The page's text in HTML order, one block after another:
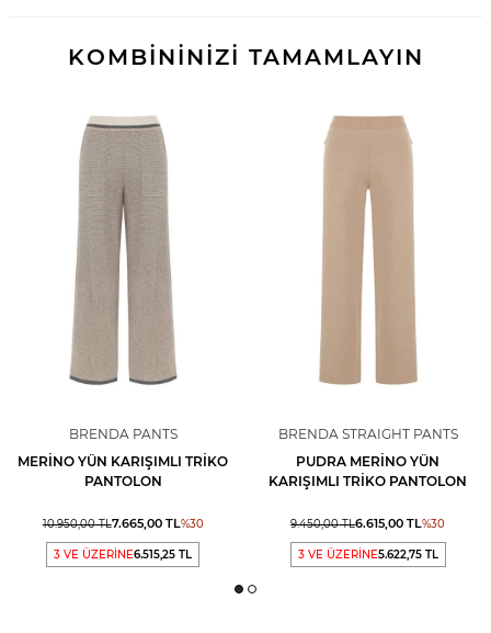
KOMBİNİNİZİ TAMAMLAYIN
BRENDA PANTS
MERINO YÜN KARIŞIMLI TRIKO
PANTOLON
10.950,00TL7.665,00TL%30
3 VE ÜZERİNE6.515,25 TL
BRENDA STRAIGHT PANTS
PUDRA MERINO YÜN
KARIŞIMLI TRIKO PANTOLON
9.450,00TL6.615,00 TL%30
3 VE ÜZERİNE5.622,75 TL